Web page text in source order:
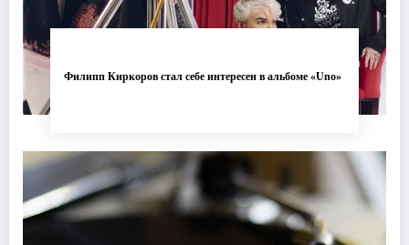
Филипп Киркоров стал себе интересен в альбоме «Uno»